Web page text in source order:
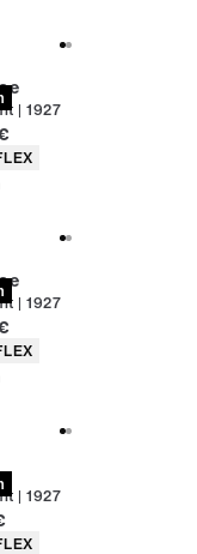
| 1927
| 1927
| 1927